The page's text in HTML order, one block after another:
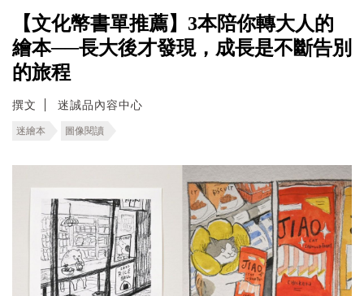
【文化幣書單推薦】3本陪你轉大人的
繪本──長大後才發現，成長是不斷告別
的旅程
撰文 迷誠品內容中心
迷繪本 圖像閱讀